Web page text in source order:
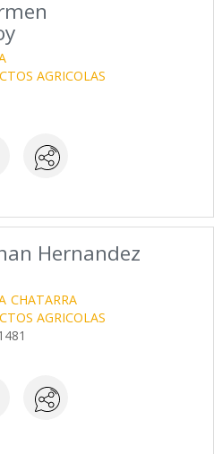
AGRICOLAS
Hernandez
CHATARRA
AGRICOLAS